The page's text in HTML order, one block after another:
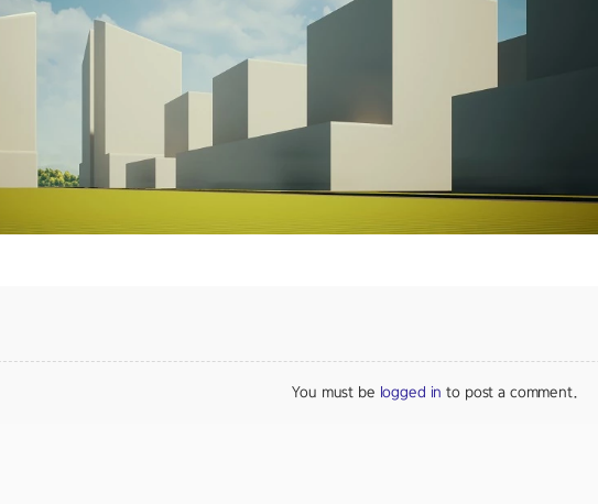
You must be logged in to post a comment.